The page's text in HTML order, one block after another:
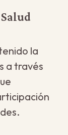
la
a través